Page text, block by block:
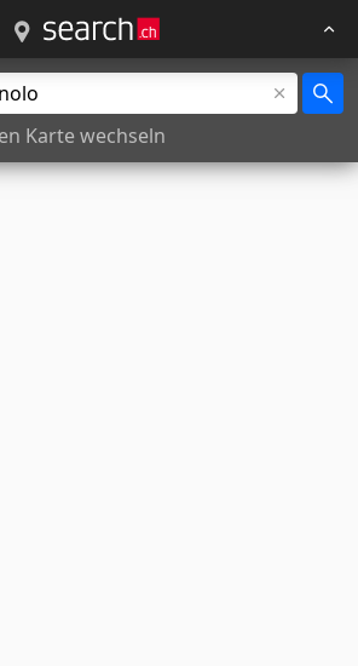
Karte wechseln